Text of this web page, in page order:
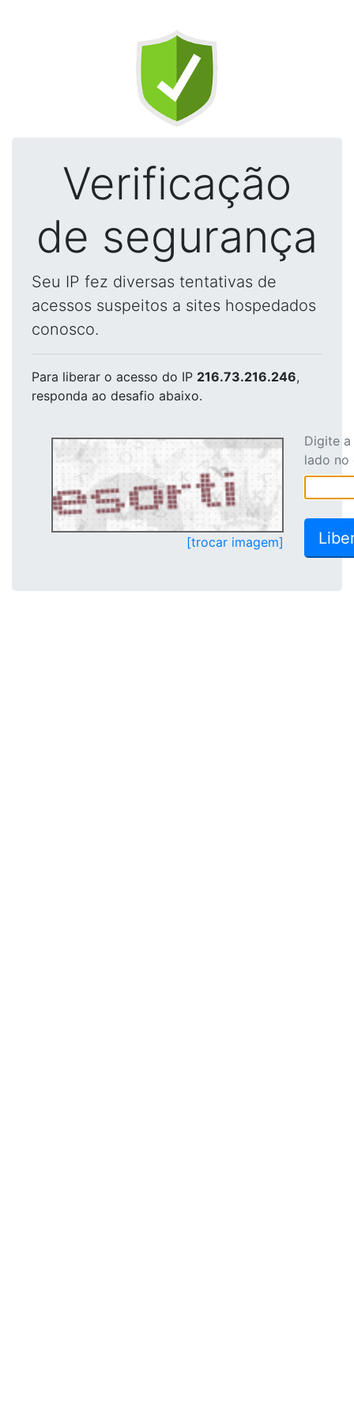
Verificação
de segurança
Seu IP fez diversas tentativas de
acessos suspeitos a sites hospedados
conosco.
Para liberar o acesso do IP 216.73.216.246,
responda ao desafio abaixo.
[trocar imagem]
Digite
lado no